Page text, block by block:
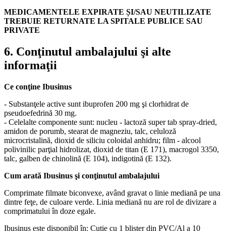
MEDICAMENTELE EXPIRATE ȘI/SAU NEUTILIZATE
TREBUIE RETURNATE LA SPITALE PUBLICE SAU
PRIVATE
6. Conţinutul ambalajului şi alte
informaţii
Ce conţine Ibusinus
- Substanţele active sunt ibuprofen 200 mg şi clorhidrat de
pseudoefedrină 30 mg.
- Celelalte componente sunt: nucleu - lactoză super tab spray-dried,
amidon de porumb, stearat de magneziu, talc, celuloză
microcristalină, dioxid de siliciu coloidal anhidru; film - alcool
polivinilic parţial hidrolizat, dioxid de titan (E 171), macrogol 3350,
talc, galben de chinolină (E 104), indigotină (E 132).
Cum arată Ibusinus şi conţinutul ambalajului
Comprimate filmate biconvexe, având gravat o linie mediană pe una
dintre feţe, de culoare verde. Linia mediană nu are rol de divizare a
comprimatului în doze egale.
Ibusinus este disponibil în: Cutie cu 1 blister din PVC/Al a 10